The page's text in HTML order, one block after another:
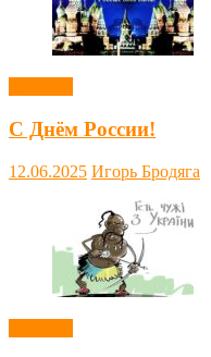
С Днём России!
12.06.2025 Игорь Бродяга